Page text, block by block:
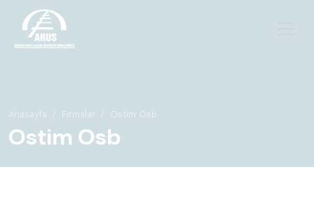
Anasayfa Firmalar Ostim Osb
Ostim Osb